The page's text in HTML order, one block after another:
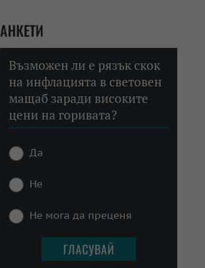
АНКЕТИ
Възможен ли е рязък скок
на инфлацията в световен
мащаб заради високите
цени на горивата?
Да
Не
Не мога да преценя